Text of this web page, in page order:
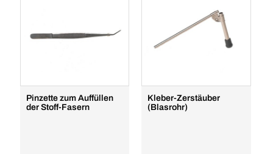
Pinzette zum Auffüllen
der Stoff-Fasern
Kleber-Zerstäuber
(Blasrohr)